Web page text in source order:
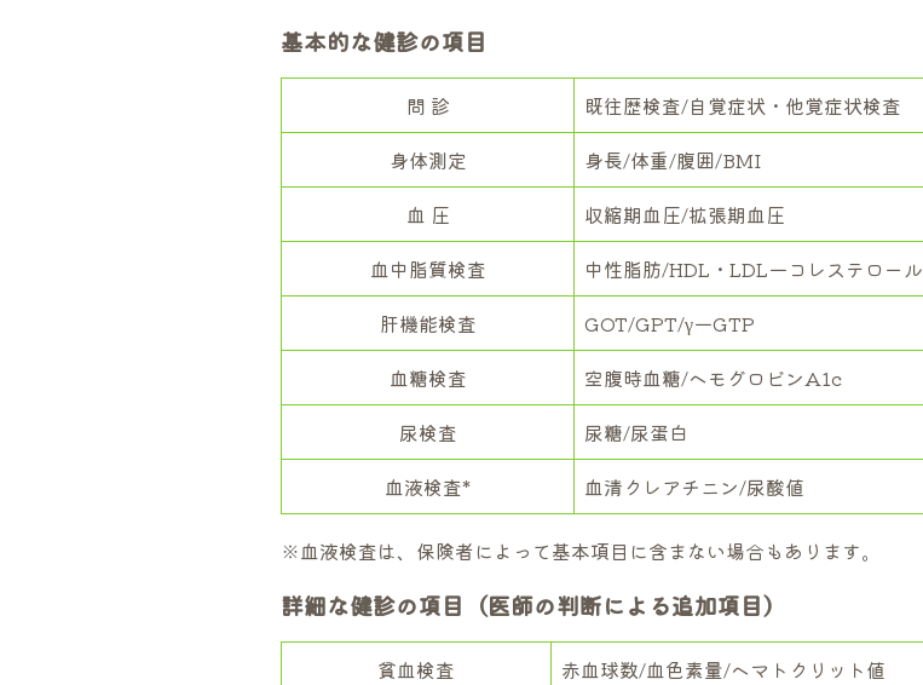
基本的な健診の項目
問 診
既往歴検査/自覚症状・他覚症状検査
身体測定
身長/体重/腹囲/BMI
血 圧
収縮期血圧/拡張期血圧
血中脂質検査
中性脂肪/HDL・LDL一コレステロール
肝機能検査
GOT/GPT/γ一GTP
血糖検査
空腹時血糖/ヘモグロビンA1c
尿検査
尿糖/尿蛋白
血液検査*
血清クレアチニン/尿酸値
※血液検査は、保険者によって基本項目に含まない場合もあります。
詳細な健診の項目（医師の判断による追加項目）
貧血検査
赤血球数/血色素量/ヘマトクリット値